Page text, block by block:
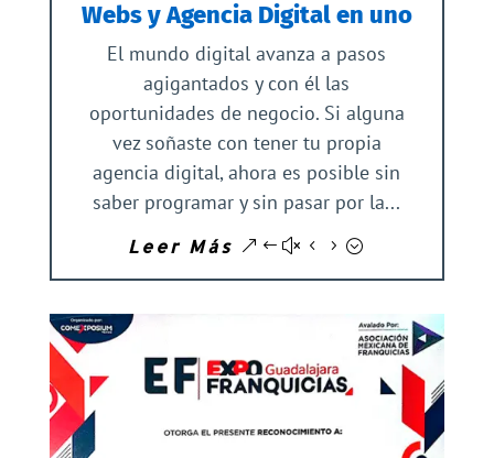
Webs y Agencia Digital en uno
El mundo digital avanza a pasos
agigantados y con él las
oportunidades de negocio. Si alguna
vez soñaste con tener tu propia
agencia digital, ahora es posible sin
saber programar y sin pasar por la...
Leer Más